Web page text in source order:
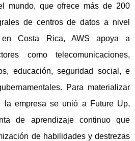
mundo, que ofrece más de 200
de centros de datos a nivel
Costa Rica, AWS apoya a
como telecomunicaciones,
educación, seguridad social, e
Para materializar
la empresa se unió a Future Up,
de aprendizaje continuo que
de habilidades y destrezas